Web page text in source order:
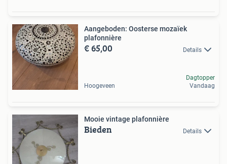
Aangeboden: Oosterse mozaïek
plafonnière
€ 65,00 Details
Hoogeveen
Dagtopper
Vandaag
Mooie vintage plafonnière
Bieden Details